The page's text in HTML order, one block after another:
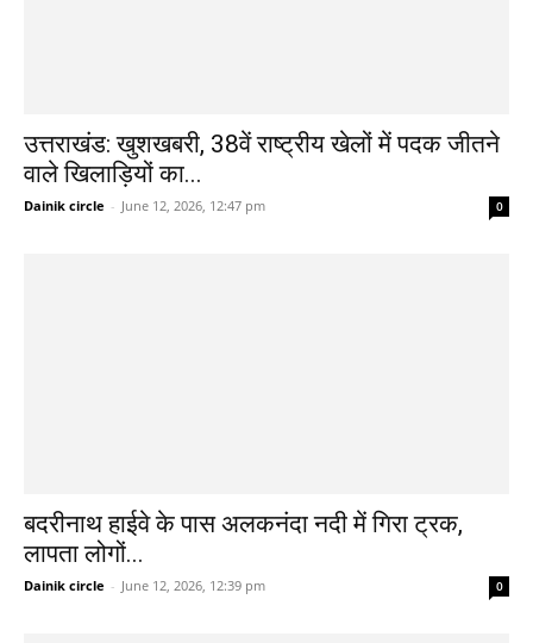
उत्तराखंड: खुशखबरी, 38वें राष्ट्रीय खेलों में पदक जीतने
वाले खिलाड़ियों का...
Dainik circle - June 12, 2026, 12:47 pm 0
बदरीनाथ हाईवे के पास अलकनंदा नदी में गिरा ट्रक,
लापता लोगों...
Dainik circle - June 12, 2026, 12:39 pm 0